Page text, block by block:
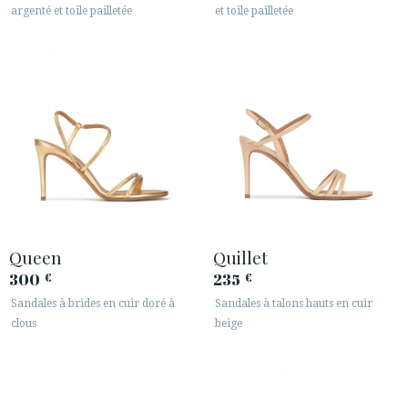
argenté et toile pailletée
et toile pailletée
Queen
300 €
Sandales à brides en cuir doré à
clous
Quillet
235 €
Sandales à talons hauts en cuir
beige